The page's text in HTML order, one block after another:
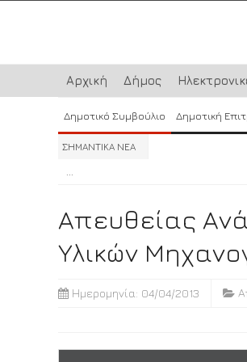
Αρχική Δήμος
Δημοτικό Συμβούλιο Δημοτική
ΣΗΜΑΝΤΙΚΑ ΝΕΑ
...
Απευθείας
Υλικών
Ημερομηνία: 04/04/2013